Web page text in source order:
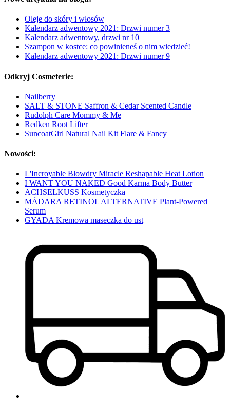
Oleje do skóry i włosów
Kalendarz adwentowy 2021: Drzwi numer 3
Kalendarz adwentowy, drzwi nr 10
Szampon w kostce: co powinieneś o nim wiedzieć!
Kalendarz adwentowy 2021: Drzwi numer 9
Odkryj Cosmeterie:
Nailberry
SALT & STONE Saffron & Cedar Scented Candle
Rudolph Care Mommy & Me
Redken Root Lifter
SuncoatGirl Natural Nail Kit Flare & Fancy
Nowości:
L'Incroyable Blowdry Miracle Reshapable Heat Lotion
I WANT YOU NAKED Good Karma Body Butter
ACHSELKUSS Kosmetyczka
MÁDARA RETINOL ALTERNATIVE Plant-Powered
Serum
GYADA Kremowa maseczka do ust